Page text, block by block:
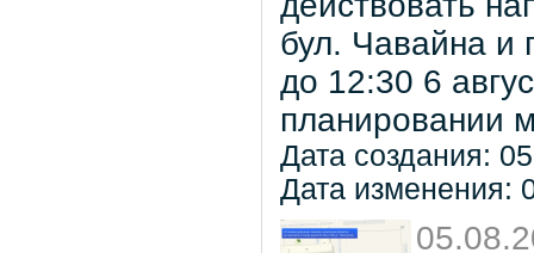
бул. Чавайна и
до 12:30 6
планировании
Дата создания:
Дата изменения: